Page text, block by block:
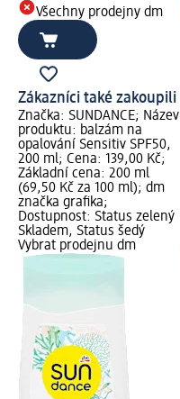
Všechny prodejny dm
Zákazníci také zakoupili
Značka: SUNDANCE; Název
produktu: balzám na
opalování Sensitiv SPF50,
200 ml; Cena: 139,00 Kč;
Základní cena: 200 ml
(69,50 Kč za 100 ml); dm
značka grafika;
Dostupnost: Status zelený
Skladem, Status šedý
Vybrat prodejnu dm